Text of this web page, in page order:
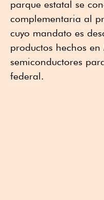
parque estatal se
complementaria al
cuyo mandato es
productos hechos
semiconductores
federal.